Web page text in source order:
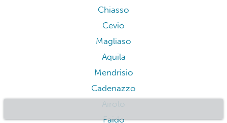
Chiasso
Cevio
Magliaso
Aquila
Mendrisio
Cadenazzo
Airolo
Faido